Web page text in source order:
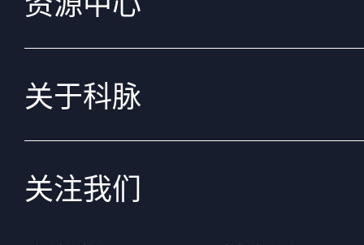
关于科脉
关注我们